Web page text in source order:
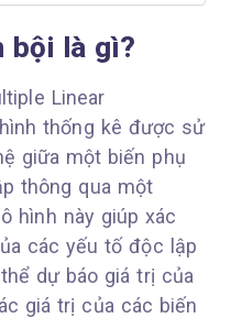
bội là gì?
Linear
thống kê được sử
giữa một biến phụ
thông qua một
hình này giúp xác
các yếu tố độc lập
dự báo giá trị của
giá trị của các biến